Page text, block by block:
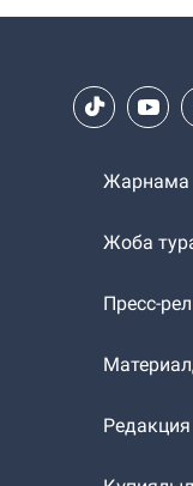
Жарнама
Жоба
Пресс-
Редакция